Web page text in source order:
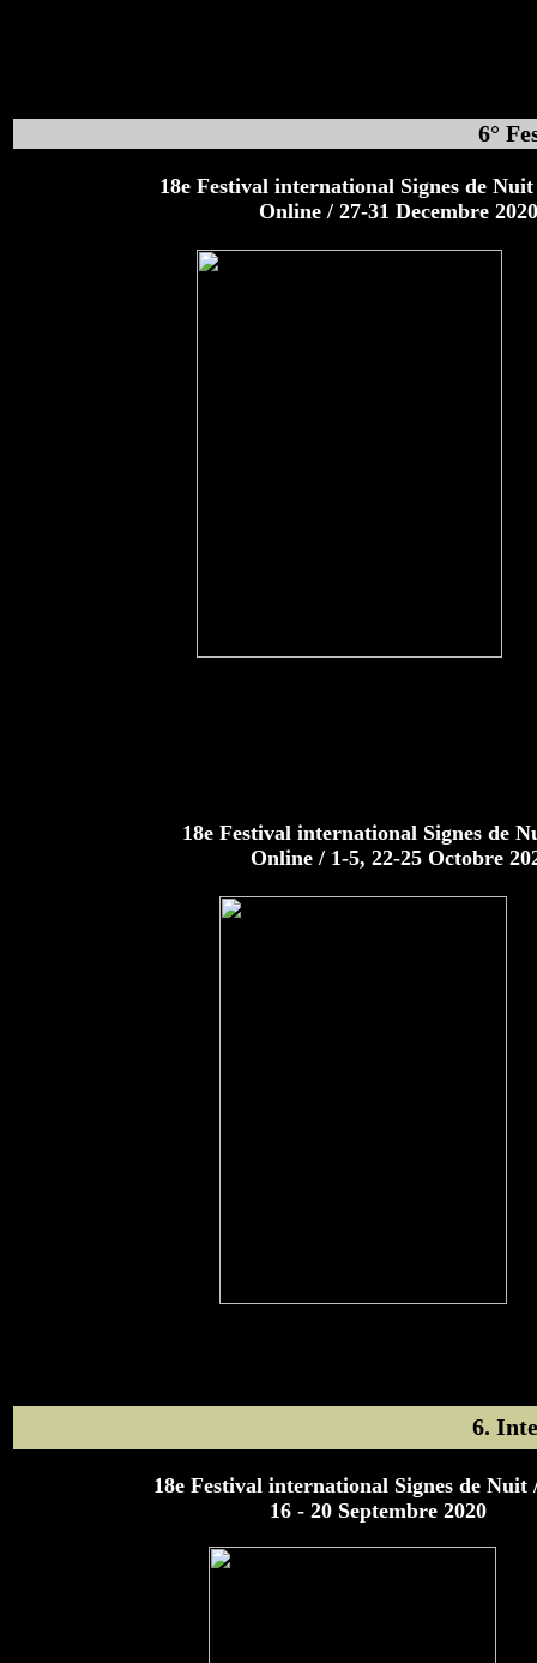
6°
18e Festival international Signes de
Online / 27-31 Decembre 2020
18e Festival international Signes de
Online / 1-5, 22-25 Octobre
6.
18e Festival international Signes de Nuit
16 - 20 Septembre 2020